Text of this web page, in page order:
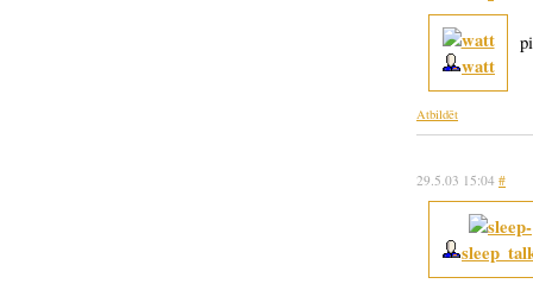
watt
Atbildēt
29.5.03 15:04 #